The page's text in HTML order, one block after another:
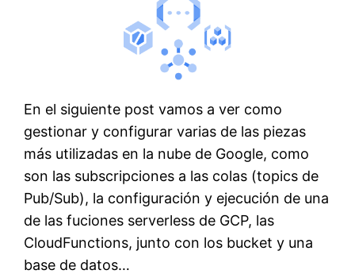
En el siguiente post vamos a ver como
gestionar y configurar varias de las piezas
más utilizadas en la nube de Google, como
son las subscripciones a las colas (topics de
Pub/Sub), la configuración y ejecución de una
de las fuciones serverless de GCP, las
CloudFunctions, junto con los bucket y una
base de datos…